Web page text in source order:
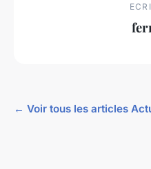
← Voir tous les articles